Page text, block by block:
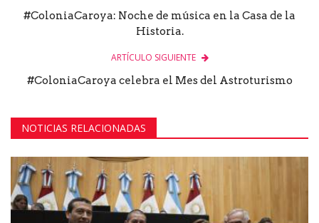
#ColoniaCaroya: Noche de música en la Casa de la
Historia.
ARTÍCULO SIGUIENTE
#ColoniaCaroya celebra el Mes del Astroturismo
NOTICIAS RELACIONADAS